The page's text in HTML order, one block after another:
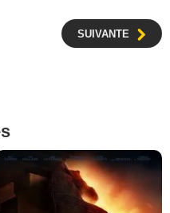
SUIVANTE